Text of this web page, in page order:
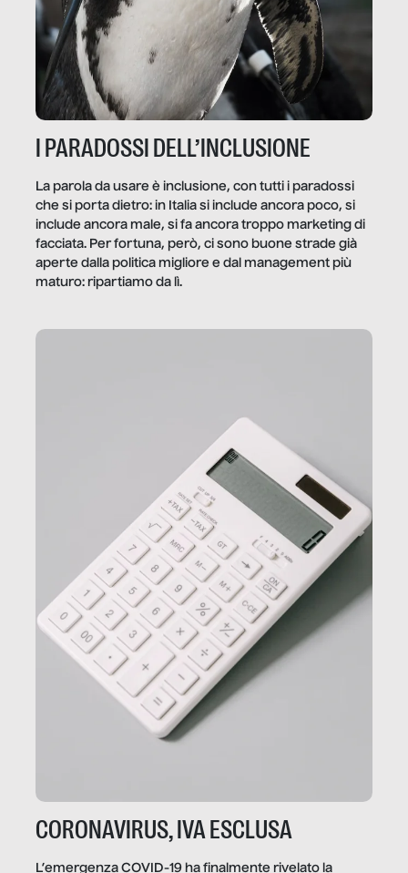
I PARADOSSI DELL’INCLUSIONE
La parola da usare è inclusione, con tutti i paradossi
che si porta dietro: in Italia si include ancora poco, si
include ancora male, si fa ancora troppo marketing di
facciata. Per fortuna, però, ci sono buone strade già
aperte dalla politica migliore e dal management più
maturo: ripartiamo da lì.
CORONAVIRUS, IVA ESCLUSA
L’emergenza COVID-19 ha finalmente rivelato la